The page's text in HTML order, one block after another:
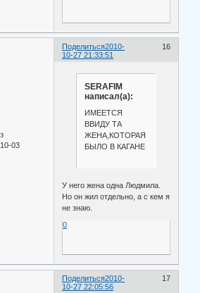
Поделиться 16
2010-
10-27 21:33:51
03
SERAFIM
написал(а):
ИМЕЕТСЯ
ВВИДУ ТА
ЖЕНА,КОТОРАЯ
БЫЛО В КАГАНЕ
У него жена одна Людмила.
Но он жил отдельно, а с кем я
не знаю.
0
Поделиться 17
2010-
10-27 22:05:56